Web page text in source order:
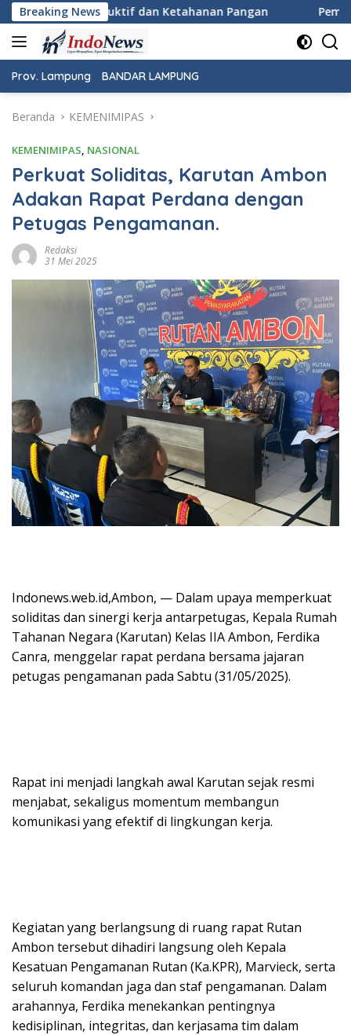
Langsung
ke
konten
Breaking News
Pangan Pemeriksaan Kesehatan Gratis
Prov. Lampung BANDAR LAMPUNG
Beranda KEMENIMIPAS
KEMENIMIPAS, NASIONAL
Perkuat Soliditas, Karutan Ambon
Adakan Rapat Perdana dengan
Petugas Pengamanan.
Redaksi
31 Mei 2025
Indonews.web.id,Ambon, — Dalam upaya memperkuat
soliditas dan sinergi kerja antarpetugas, Kepala Rumah
Tahanan Negara (Karutan) Kelas IIA Ambon, Ferdika
Canra, menggelar rapat perdana bersama jajaran
petugas pengamanan pada Sabtu (31/05/2025).
Rapat ini menjadi langkah awal Karutan sejak resmi
menjabat, sekaligus momentum membangun
komunikasi yang efektif di lingkungan kerja.
Kegiatan yang berlangsung di ruang rapat Rutan
Ambon tersebut dihadiri langsung oleh Kepala
Kesatuan Pengamanan Rutan (Ka.KPR), Marvieck, serta
seluruh komandan jaga dan staf pengamanan. Dalam
arahannya, Ferdika menekankan pentingnya
kedisiplinan, integritas, dan kerjasama tim dalam